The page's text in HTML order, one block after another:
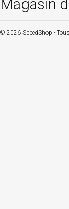
Magasin
© 2026 SpeedShop -